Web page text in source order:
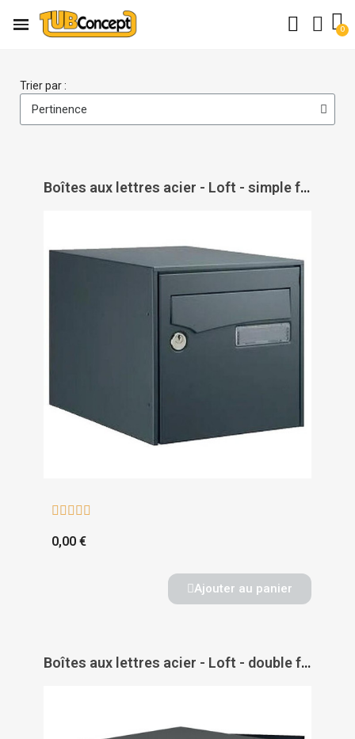
Trier par :
Boîtes aux lettres acier - Loft - simple face - DECAYEUX
    
0,00 €
Ajouter au panier
Boîtes aux lettres acier - Loft - double face - DECAYEUX